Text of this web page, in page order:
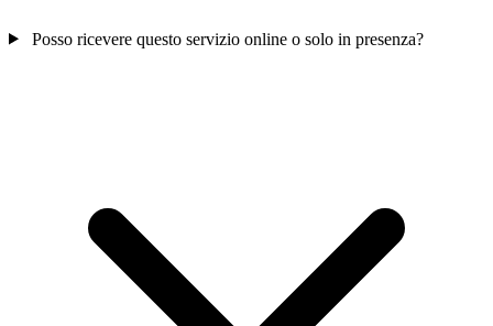
Posso ricevere questo servizio online o solo in presenza?